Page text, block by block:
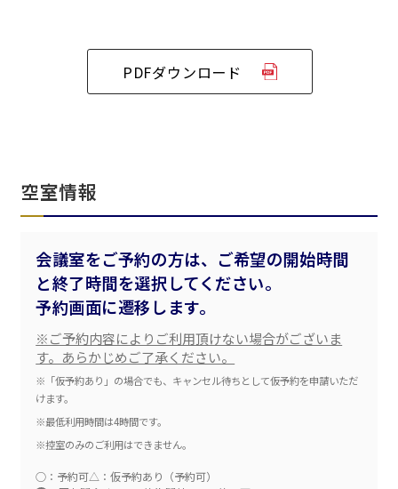
PDFダウンロード
空室情報
会議室をご予約の方は、ご希望の開始時間
と終了時間を選択してください。
予約画面に遷移します。
※ご予約内容によりご利用頂けない場合がございま
す。あらかじめご了承ください。
※「仮予約あり」の場合でも、キャンセル待ちとして仮予約を申請いただ
けます。
※最低利用時間は4時間です。
※控室のみのご利用はできません。
○：予約可△：仮予約あり（予約可）
ベルサール新宿セントラルパーク
ベルサール西新宿
ベルサール高田馬場
ベルサール秋葉原
ベルサール神田
ベルサール半蔵門
ベルサール飯田橋駅前
ベルサール飯田橋ファースト
渋谷エリア
泉ガーデンギャラリー
ベルサール六本木グランドコンファレンスセンター
ベルサール六本木
汐留・御成門・芝公園エリア
ベルサール芝公園
ベルサール汐留
ベルサール東京汐留コンファレンスセンター
ベルサール三田ガーデン
東京ガーデンシアター
ベルサール有明コンファレンスセンター
ベルサール羽田空港
日時
日付／開始・終了時間から選ぶ
時間単位で選ぶ
人数／レイアウト